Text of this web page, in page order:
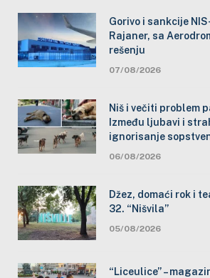
Gorivo i sankcije
Rajaner, sa
rešenju
07/08/2026
Niš i večiti problem
Između ljubavi i
ignorisanje
06/08/2026
Džez, domaći rok i
32. “Nišvila”
05/08/2026
“Liceulice” –